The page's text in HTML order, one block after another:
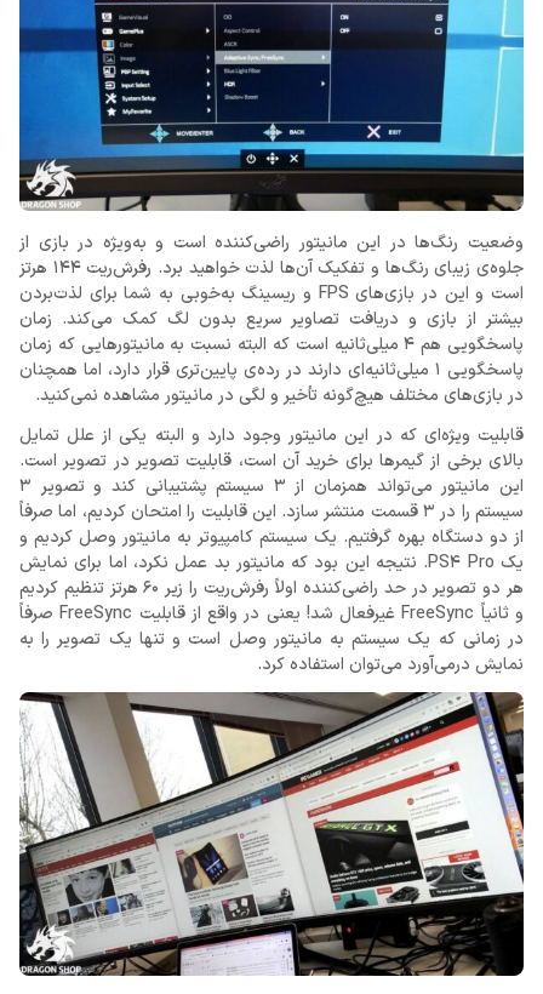
وضعیت رنگ‌ها در این مانیتور راضی‌کننده است و به‌ویژه در بازی از
جلوه‌ی زیبای رنگ‌ها و تفکیک آن‌ها لذت خواهید برد. رفرش‌ریت 144 هرتز
است و این در بازی‌های FPS و ریسینگ به‌خوبی به شما برای لذت‌بردن
بیشتر از بازی و دریافت تصاویر سریع بدون لگ کمک می‌کند. زمان
پاسخگویی هم 4 میلی‌ثانیه است که البته نسبت به مانیتورهایی که زمان
پاسخگویی 1 میلی‌ثانیه‌ای دارند در رده‌ی پایین‌تری قرار دارد، اما همچنان
در بازی‌های مختلف هیچ‌گونه تأخیر و لگی در مانیتور مشاهده نمی‌کنید.
قابلیت ویژه‌ای که در این مانیتور وجود دارد و البته یکی از علل تمایل
بالای برخی از گیمرها برای خرید آن است، قابلیت تصویر در تصویر است.
این مانیتور می‌تواند همزمان از 3 سیستم پشتیبانی کند و تصویر 3
سیستم را در 3 قسمت منتشر سازد. این قابلیت را امتحان کردیم، اما صرفاً
از دو دستگاه بهره گرفتیم. یک سیستم کامپیوتر به مانیتور وصل کردیم و
یک PS4 Pro. نتیجه این بود که مانیتور بد عمل نکرد، اما برای نمایش
هر دو تصویر در حد راضی‌کننده اولاً رفرش‌ریت را زیر 60 هرتز تنظیم کردیم
و ثانیاً FreeSync غیرفعال شد! یعنی در واقع از قابلیت FreeSync صرفاً
در زمانی که یک سیستم به مانیتور وصل است و تنها یک تصویر را به
نمایش درمی‌آورد می‌توان استفاده کرد.